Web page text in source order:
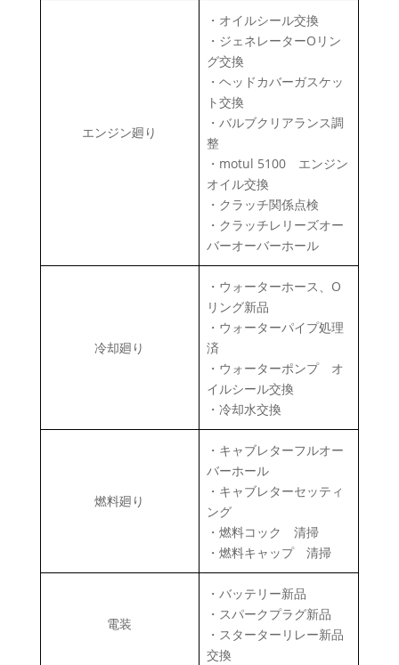
エンジン廻り
・オイルシール交換
・ジェネレーターOリン
グ交換
・ヘッドカバーガスケッ
ト交換
・バルブクリアランス調
整
・motul 5100 エンジン
オイル交換
・クラッチ関係点検
・クラッチレリーズオー
バーオーバーホール
冷却廻り
・ウォーターホース、O
リング新品
・ウォーターパイプ処理
済
・ウォーターポンプ オ
イルシール交換
・冷却水交換
燃料廻り
・キャブレターフルオー
バーホール
・キャブレターセッティ
ング
・燃料コック 清掃
・燃料キャップ 清掃
電装
・バッテリー新品
・スパークプラグ新品
・スターターリレー新品
交換